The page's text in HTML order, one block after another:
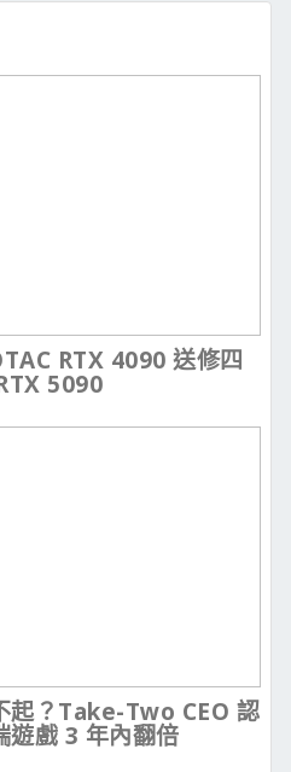
RTX 4090 送修四
5090
起？Take-Two CEO 認
遊戲 3 年內翻倍